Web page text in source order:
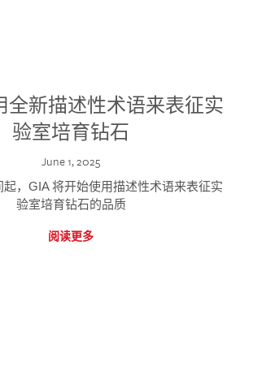
全新描述性术语来表征实
验室培育钻石
June 1, 2025
，GIA 将开始使用描述性术语来表征实
验室培育钻石的品质
阅读更多